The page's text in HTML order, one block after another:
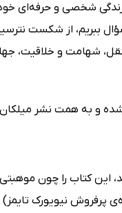
شخصی و حرفه‌ای
ببریم، از شکست
شهامت و خلاقیت،
و به همت نشر میلکان،
این کتاب را چون
پرفروش نیویورک تایمز)